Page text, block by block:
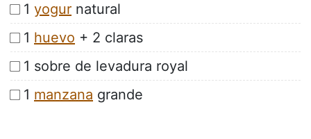
1 yogur natural
1 huevo + 2 claras
1 sobre de levadura royal
1 manzana grande